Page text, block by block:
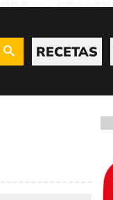
RECETAS